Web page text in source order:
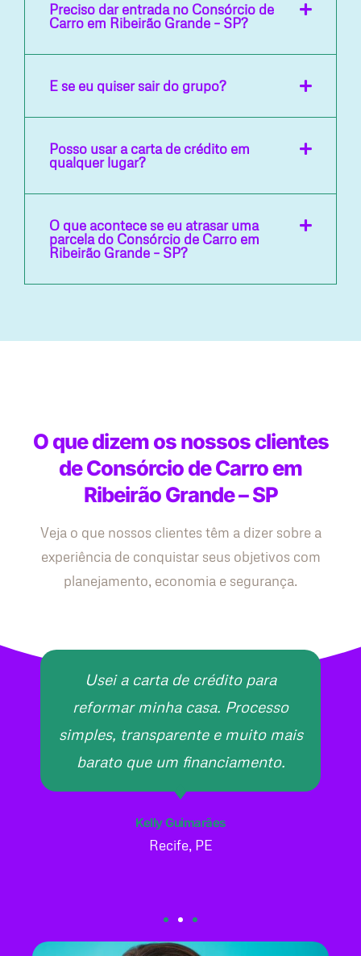
Preciso dar entrada no Consórcio de
Carro em Ribeirão Grande – SP?
E se eu quiser sair do grupo?
Posso usar a carta de crédito em
qualquer lugar?
O que acontece se eu atrasar uma
parcela do Consórcio de Carro em
Ribeirão Grande – SP?
O que dizem os nossos clientes
de Consórcio de Carro em
Ribeirão Grande – SP
Veja o que nossos clientes têm a dizer sobre a
experiência de conquistar seus objetivos com
planejamento, economia e segurança.
Usei a carta de crédito para
reformar minha casa. Processo
simples, transparente e muito mais
barato que um financiamento.
Kelly Guimarães
Recife, PE